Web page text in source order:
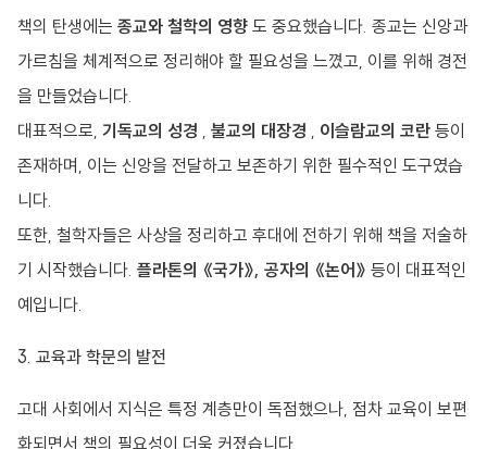
책의 탄생에는 종교와 철학의 영향 도 중요했습니다. 종교는 신앙과
가르침을 체계적으로 정리해야 할 필요성을 느꼈고, 이를 위해 경전
을 만들었습니다.
대표적으로, 기독교의 성경 , 불교의 대장경 , 이슬람교의 코란 등이
존재하며, 이는 신앙을 전달하고 보존하기 위한 필수적인 도구였습
니다.
또한, 철학자들은 사상을 정리하고 후대에 전하기 위해 책을 저술하
기 시작했습니다. 플라톤의 《국가》, 공자의 《논어》 등이 대표적인
예입니다.
3. 교육과 학문의 발전
고대 사회에서 지식은 특정 계층만이 독점했으나, 점차 교육이 보편
화되면서 책의 필요성이 더욱 커졌습니다.